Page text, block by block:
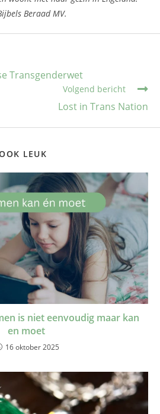
Beraad MV.
Transgenderwet
Volgend bericht
Lost in Trans Nation
LEUK
is niet eenvoudig maar kan
en moet
16 oktober 2025